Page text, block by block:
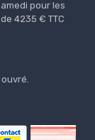
pour les
4235 € TTC